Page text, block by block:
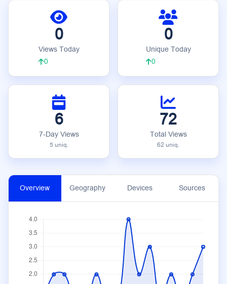
0
Views Today
0
0
Unique Today
0
6
7-Day Views
5 uniq.
72
Total Views
62 uniq.
Overview Geography Devices Sources